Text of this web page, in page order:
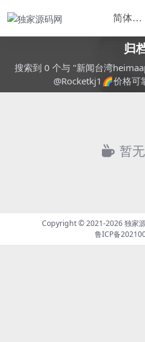
归
搜索到 0 个与 "新闻台湾
@Rocketkj1🌈价格可
暂
Copyright © 2021-2026独家
鲁ICP备